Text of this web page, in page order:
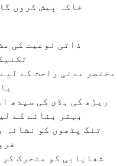
خاکہ پیش کروں
ذاتی نوعیت کی
مختصر مدتی راحت کے
ریڑھ کی ہڈی کی سیدھ
بہتر بنانے کے
تنگ پٹھوں کو نشانہ
شفایابی کو متحرک